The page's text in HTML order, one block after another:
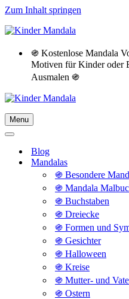
Zum Inhalt springen
֍ Kostenlose Mandala
Motiven für Kinder oder
Ausmalen ֍
Menu
Navigationsmenü
Navigationsmenü
Blog
Mandalas
֍ Besondere
֍ Mandala
֍ Buchstaben
֍ Dreiecke
֍ Formen und
֍ Gesichter
֍ Halloween
֍ Kreise
֍ Mutter- und
֍ Ostern